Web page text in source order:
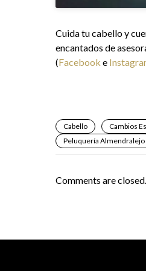
Cuida tu cabello y
encantados de
(Facebook e
Cabello Cambios
Peluquería Almendralejo
Comments are closed.